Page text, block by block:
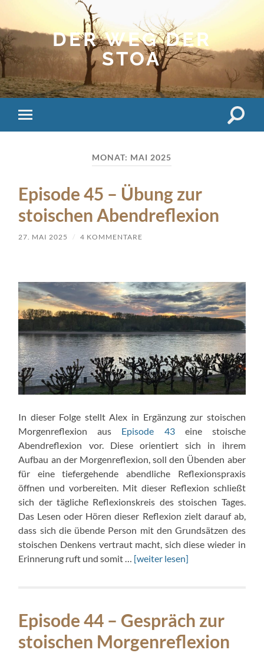
DER WEG DER
STOA
Mobile-
Menü
MONAT: MAI 2025
Episode 45 – Übung zur
stoischen Abendreflexion
27. MAI 2025 / 4 KOMMENTARE
In dieser Folge stellt Alex in Ergänzung zur stoischen
Morgenreflexion aus Episode 43eine stoische
Abendreflexion vor. Diese orientiert sich in ihrem
Aufbau an der Morgenreflexion, soll den Übenden aber
für eine tiefergehende abendliche Reflexionspraxis
öffnen und vorbereiten. Mit dieser Reflexion schließt
sich der tägliche Reflexionskreis des stoischen Tages.
Das Lesen oder Hören dieser Reflexion zielt darauf ab,
dass sich die übende Person mit den Grundsätzen des
stoischen Denkens vertraut macht, sich diese wieder in
Erinnerung ruft und somit … [weiter lesen]
Episode 44 – Gespräch zur
stoischen Morgenreflexion